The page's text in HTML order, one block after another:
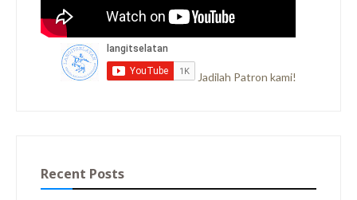
Jadilah Patron kami!
Recent Posts